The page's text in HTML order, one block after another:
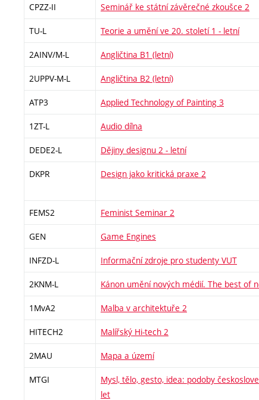
CPZZ-II Seminář ke státní závěrečné zkoušce 2
TU-L Teorie a umění ve 20. století 1 - letní
2AINV/M-L Angličtina B1 (letní)
2UPPV-M-L Angličtina B2 (letní)
ATP3 Applied Technology of Painting 3
1ZT-L Audio dílna
DEDE2-L Dějiny designu 2 - letní
DKPR Design jako kritická praxe 2
FEMS2 Feminist Seminar 2
GEN Game Engines
INFZD-L Informační zdroje pro studenty VUT
2KNM-L Kánon umění nových médií. The best of
1MvA2 Malba v architektuře 2
HITECH2 Malířský Hi-tech 2
2MAU Mapa a území
MTGI
Mysl, tělo, gesto, idea: podoby
let